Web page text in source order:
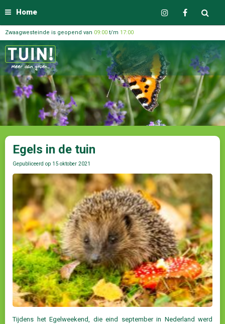
Home
Zwaagwesteinde is geopend van 09:00 t/m 17:00
Egels in de tuin
Gepubliceerd op 15 oktober 2021
Tijdens het Egelweekend, die eind september in Nederland werd